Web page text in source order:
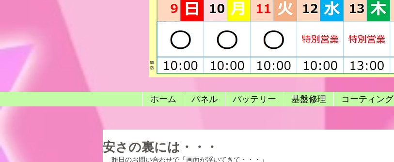
ホーム パネル バッテリー 基盤修理 コーティング
安さの裏には・・・
昨日のお問い合わせで「画面が浮いてきて・・・」